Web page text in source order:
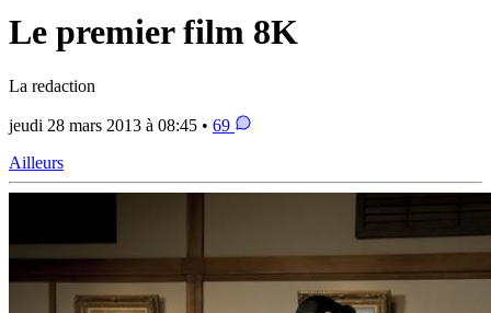
Le premier film 8K
La redaction
jeudi 28 mars 2013 à 08:45 • 69
Ailleurs